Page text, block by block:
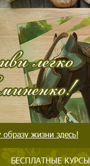
жизни здесь!
БЕСПЛАТНЫЕ КУРСЫ